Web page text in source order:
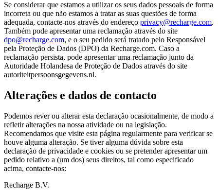
Se considerar que estamos a utilizar os seus dados pessoais de forma
incorreta ou que não estamos a tratar as suas questões de forma
adequada, contacte-nos através do endereço privacy@recharge.com.
Também pode apresentar uma reclamação através do site
dpo@recharge.com, e o seu pedido será tratado pelo Responsável
pela Proteção de Dados (DPO) da Recharge.com. Caso a
reclamação persista, pode apresentar uma reclamação junto da
Autoridade Holandesa de Proteção de Dados através do site
autoriteitpersoonsgegevens.nl.
Alterações e dados de contacto
Podemos rever ou alterar esta declaração ocasionalmente, de modo a
refletir alterações na nossa atividade ou na legislação.
Recomendamos que visite esta página regularmente para verificar se
houve alguma alteração. Se tiver alguma dúvida sobre esta
declaração de privacidade e cookies ou se pretender apresentar um
pedido relativo a (um dos) seus direitos, tal como especificado
acima, contacte-nos:
Recharge B.V.